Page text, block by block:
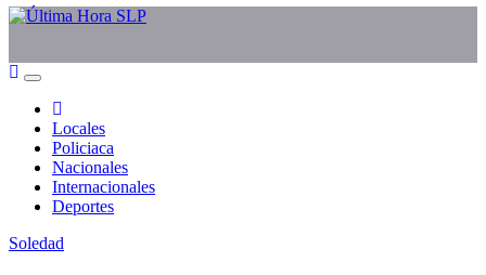
Locales
Policiaca
Nacionales
Internacionales
Deportes
Soledad